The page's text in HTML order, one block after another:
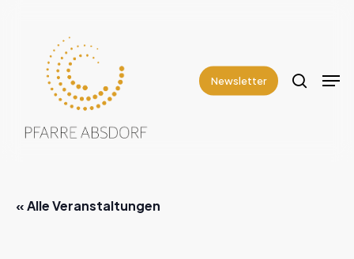
content
Newsletter
« Alle Veranstaltungen
Menu